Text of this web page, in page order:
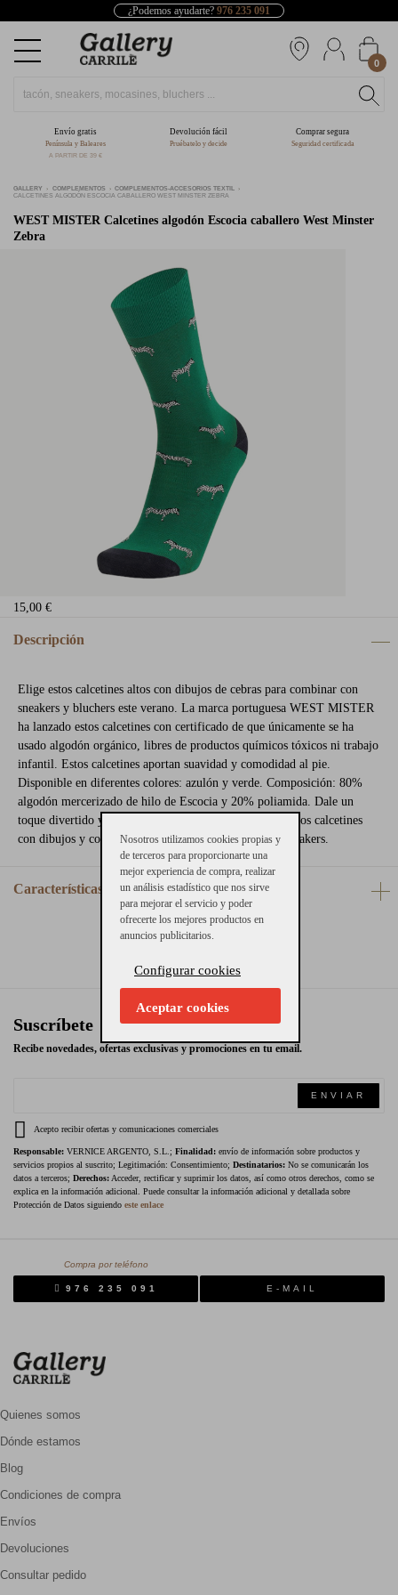
¿Podemos ayudarte? 976 235 091
0
Envío gratis
Península y Baleares
A PARTIR DE 39 €
Devolución fácil
Pruébatelo y decide
Comprar segura
Seguridad certificada
GALLERY COMPLEMENTOS
COMPLEMENTOS-ACCESORIOS TEXTIL
CALCETINES ALGODÓN ESCOCIA CABALLERO WEST MINSTER ZEBRA
WEST MISTER Calcetines algodón Escocia caballero West Minster
Zebra
15,00 €
Descripción
Elige estos calcetines altos con dibujos de cebras para combinar con
sneakers y bluchers este verano. La marca portuguesa WEST MISTER
ha lanzado estos calcetines con certificado de que únicamente se ha
usado algodón orgánico, libres de productos químicos tóxicos ni trabajo
infantil. Estos calcetines aportan suavidad y comodidad al pie.
Disponible en diferentes colores: azulón y verde. Composición: 80%
algodón mercerizado de hilo de Escocia y 20% poliamida. Dale un
toque divertido y diferente a tus looks con estos divertidos calcetines
con dibujos y combínalos con bluchers, mocasines o sneakers.
Características
Suscríbete
Recibe novedades, ofertas exclusivas y promociones en tu email.
ENVIAR
Acepto recibir ofertas y comunicaciones comerciales
Responsable: VERNICE ARGENTO, S.L.; Finalidad: envío de información sobre productos y
servicios propios al suscrito; Legitimación: Consentimiento; Destinatarios: No se comunicarán los
datos a terceros; Derechos: Acceder, rectificar y suprimir los datos, así como otros derechos, como se
explica en la información adicional. Puede consultar la información adicional y detallada sobre
Protección de Datos siguiendo este enlace
Compra por teléfono
976 235 091 E-MAIL
Quienes somos
Dónde estamos
Blog
Condiciones de compra
Envíos
Devoluciones
Consultar pedido
Nosotros utilizamos cookies propias y
de terceros para proporcionarte una
mejor experiencia de compra, realizar
un análisis estadístico que nos sirve
para mejorar el servicio y poder
ofrecerte los mejores productos en
anuncios publicitarios.
Configurar cookies
Aceptar cookies